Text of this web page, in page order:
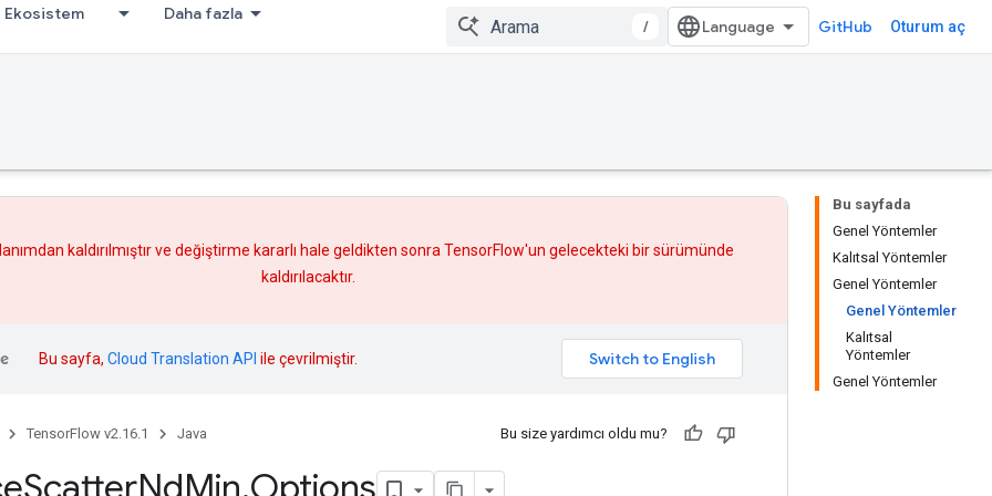
Ekosistem Daha fazla
/ GitHub Oturum aç
Bu sayfada
Genel Yöntemler
Kalıtsal Yöntemler
Genel Yöntemler
Genel Yöntemler
Kalıtsal
Yöntemler
Genel Yöntemler
kaldırılmıştır ve değiştirme kararlı hale geldikten sonra TensorFlow'un gelecekteki bir sürümünde
kaldırılacaktır.
Bu sayfa, Cloud Translation API ile çevrilmiştir.
TensorFlow v2.16.1 Java Bu size yardımcı oldu mu?
ScatterNdMin.Options